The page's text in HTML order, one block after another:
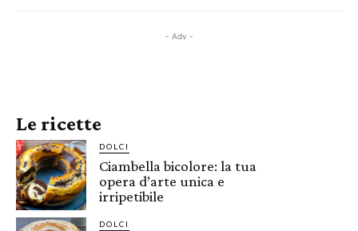
- Adv -
Le ricette
DOLCI
Ciambella bicolore: la tua
opera d’arte unica e
irripetibile
DOLCI